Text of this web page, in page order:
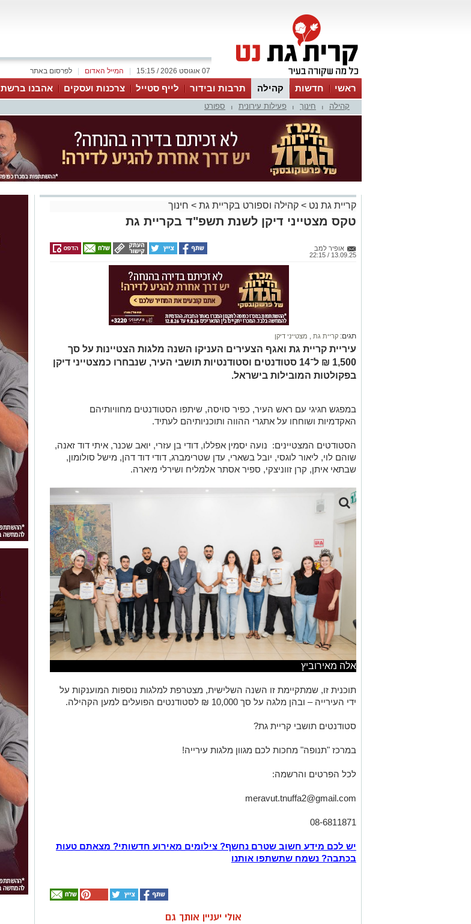
לפרסום באתר המייל האדום 07 אוגוסט 2026 / 15:15
ראשי חדשות קהילה תרבות ובידור לייף סטייל צרכנות ועסקים אהבנו ברשת
קהילה חינוך פעילות עירונית ספורט
קריית גת נט > קהילה וספורט בקריית גת > חינוך
טקס מצטייני דיקן לשנת תשפ"ד בקריית גת
אופיר למב
13.09.25 / 22:15
תגים: קריית גת מצטייני דיקן
עיריית קריית גת ואגף הצעירים העניקו השנה מלגות הצטיינות על סך
1,500 ₪ ל־14 סטודנטים וסטודנטיות תושבי העיר, שנבחרו כמצטייני דיקן
בפקולטות המובילות בישראל.
במפגש חגיגי עם ראש העיר, כפיר סויסה, שיתפו הסטודנטים מחוויותיהם
האקדמיות ושוחחו על אתגרי ההווה ותוכניותיהם לעתיד.
הסטודטים המצטיינים: נועה יסמין אפללו, דודי בן עזרי, יואב שכנר, איתי דוד זאנה,
שוהם לוי, ליאור לוגסי, יובל בשארי, עדן שטרימברג, דודי דוד דהן, מישל סולומון,
שבתאי איתן, קרן זווניצקי, ספיר אסתר אלמליח ושירלי מיארה.
אלה מאירוביץ
תוכנית זו, שמתקיימת זו השנה השלישית, מצטרפת למלגות נוספות המוענקות על
ידי העירייה – ובהן מלגה על סך 10,000 ₪ לסטודנטים הפועלים למען הקהילה.
סטודנטים תושבי קריית גת?
במרכז "תנופה" מחכות לכם מגוון מלגות עירייה!
לכל הפרטים והרשמה:
meravut.tnuffa2@gmail.com
08-6811871
יש לכם מידע חשוב שטרם נחשף? צילומים מאירוע חדשותי? מצאתם טעות
בכתבה? נשמח שתשתפו אותנו
אולי יעניין אותך גם